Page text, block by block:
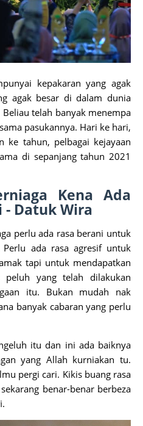
kepakaran yang agak
agak besar di dalam dunia
telah banyak menempa
pasukannya. Hari ke hari,
ke tahun, pelbagai kejayaan
di sepanjang tahun 2021
Kena Ada
- Datuk Wira
perlu ada rasa berani untuk
Perlu ada rasa agresif untuk
tapi untuk mendapatkan
yang telah dilakukan
itu. Bukan mudah nak
banyak cabaran yang perlu
itu dan ini ada baiknya
yang Allah kurniakan tu.
pergi cari. Kikis buang rasa
benar-benar berbeza